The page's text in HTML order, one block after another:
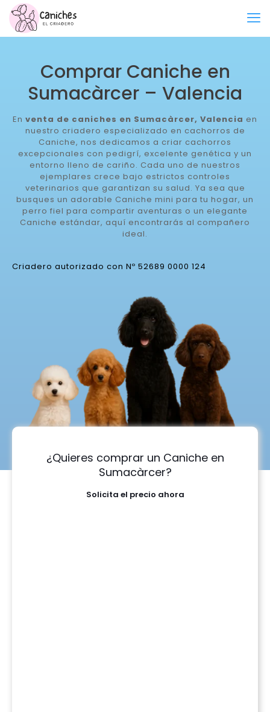
Comprar Caniche en
Sumacàrcer – Valencia
En venta de caniches en Sumacàrcer, Valencia en
nuestro criadero especializado en cachorros de
Caniche, nos dedicamos a criar cachorros
excepcionales con pedigrí, excelente genética y un
entorno lleno de cariño. Cada uno de nuestros
ejemplares crece bajo estrictos controles
veterinarios que garantizan su salud. Ya sea que
busques un adorable Caniche mini para tu hogar, un
perro fiel para compartir aventuras o un elegante
Caniche estándar, aquí encontrarás al compañero
ideal.
Criadero autorizado con Nº 52689 0000 124
¿Quieres comprar un Caniche en
Sumacàrcer?
Solicita el precio ahora